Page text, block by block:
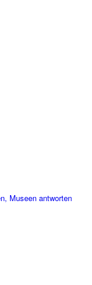
Museen antworten